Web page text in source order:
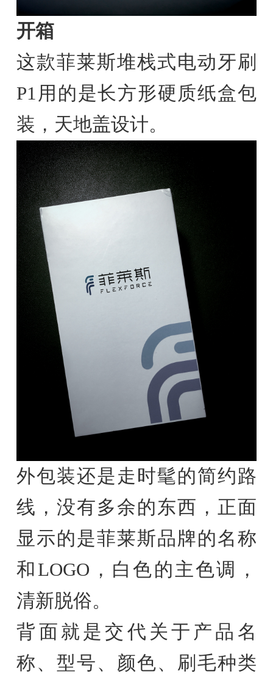
开箱
这款菲莱斯堆栈式电动牙刷
P1用的是长方形硬质纸盒包
装，天地盖设计。
外包装还是走时髦的简约路
线，没有多余的东西，正面
显示的是菲莱斯品牌的名称
和LOGO，白色的主色调，
清新脱俗。
背面就是交代关于产品名
称、型号、颜色、刷毛种类